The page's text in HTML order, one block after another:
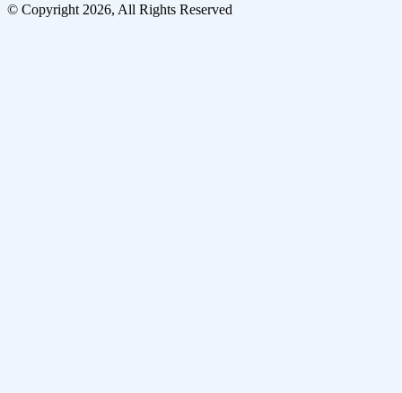
© Copyright 2026, All Rights Reserved